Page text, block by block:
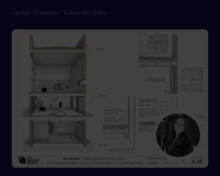
Javier Romero - Casa en Rojo